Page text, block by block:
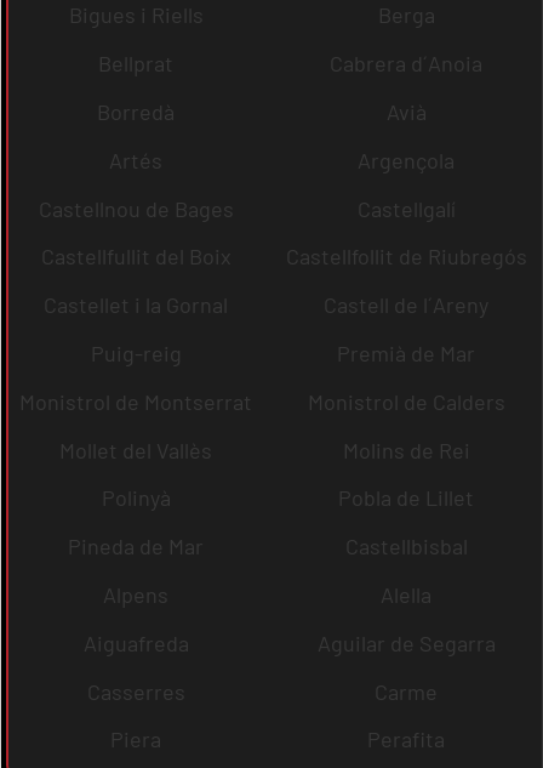
Bigues i Riells
Berga
Bellprat
Cabrera d´Anoia
Borredà
Avià
Artés
Argençola
Castellnou de Bages
Castellgalí
Castellfullit del Boix
Castellfollit de Riubregós
Castellet i la Gornal
Castell de l´Areny
Puig-reig
Premià de Mar
Monistrol de Montserrat
Monistrol de Calders
Mollet del Vallès
Molins de Rei
Polinyà
Pobla de Lillet
Pineda de Mar
Castellbisbal
Alpens
Alella
Aiguafreda
Aguilar de Segarra
Casserres
Carme
Piera
Perafita